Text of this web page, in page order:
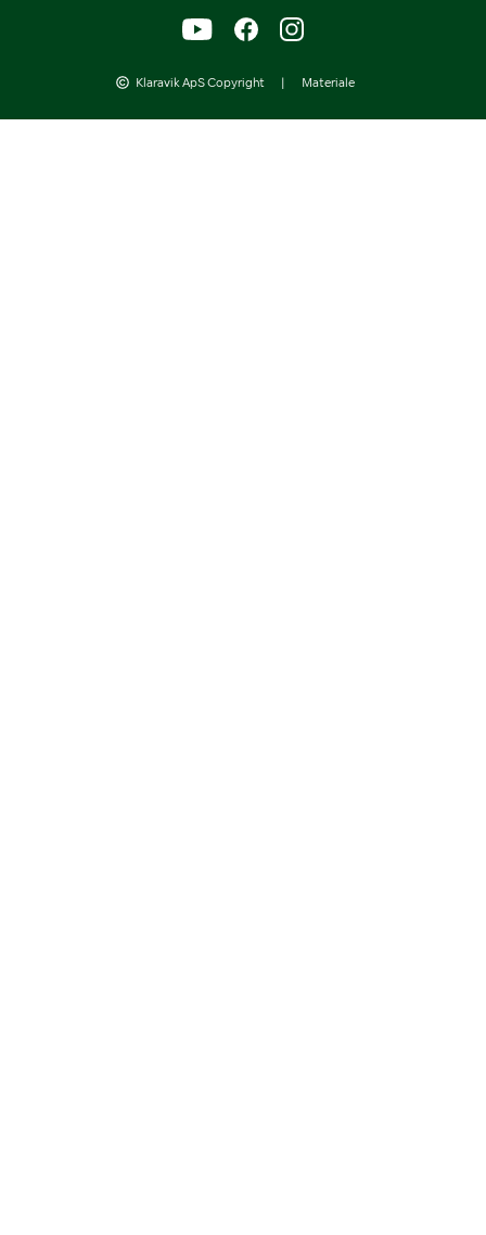
Klaravik ApS Copyright | Materiale